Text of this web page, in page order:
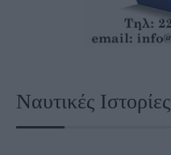
Ναυτικές Ιστορίες